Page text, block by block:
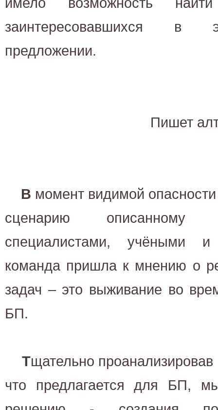
заинтересовавшихся в
предложении.
Пишет
В момент видимой
сценарию описанному
специалистами, учёными
команда пришла к мнению о
задач – это выживание во
БП.
Тщательно
что предлагается для БП,